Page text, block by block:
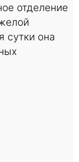
отделение
сутки она